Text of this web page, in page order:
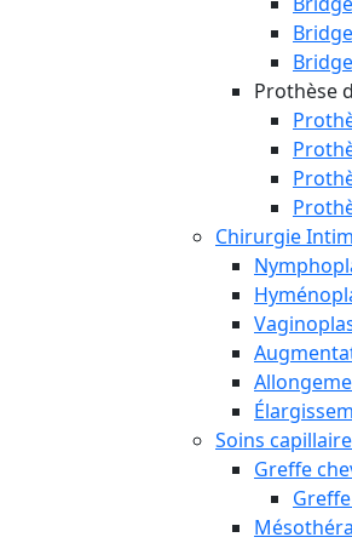
Prothèse
Chirurgie
Soins
Greffe